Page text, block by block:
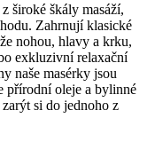
široké škály masáží,
Zahrnují klasické
nohou, hlavy a krku,
exkluzivní relaxační
naše masérky jsou
přírodní oleje a bylinné
si do jednoho z